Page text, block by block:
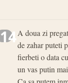
14A doua zi
de zahar puteti
fierbeti o data
un vas putin